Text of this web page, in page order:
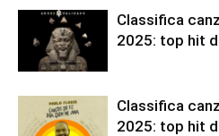
Classifica
2025: top hit
Classifica
2025: top hit